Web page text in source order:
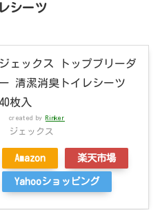
シーツ
ジェックス トップブリーダ
ー 清潔消臭トイレシーツ
40枚入
created by Rinker
ジェックス
Amazon 楽天市場
Yahooショッピング